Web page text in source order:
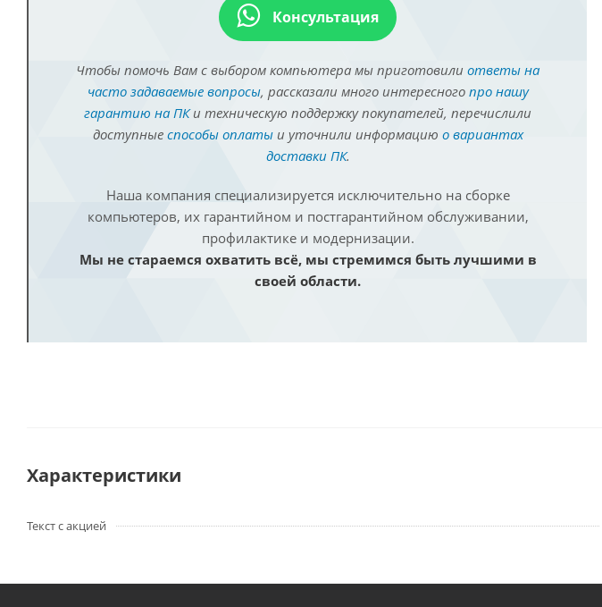
Консультация
Чтобы помочь Вам с выбором компьютера мы приготовили ответы на
часто задаваемые вопросы, рассказали много интересного про нашу
гарантию на ПКи техническую поддержку покупателей, перечислили
доступные способы оплатыи уточнили информацию о вариантах
доставки ПК.
Наша компания специализируется исключительно на сборке
компьютеров, их гарантийном и постгарантийном обслуживании,
профилактике и модернизации.
Мы не стараемся охватить всё, мы стремимся быть лучшими в
своей области.
Характеристики
Текст с акцией